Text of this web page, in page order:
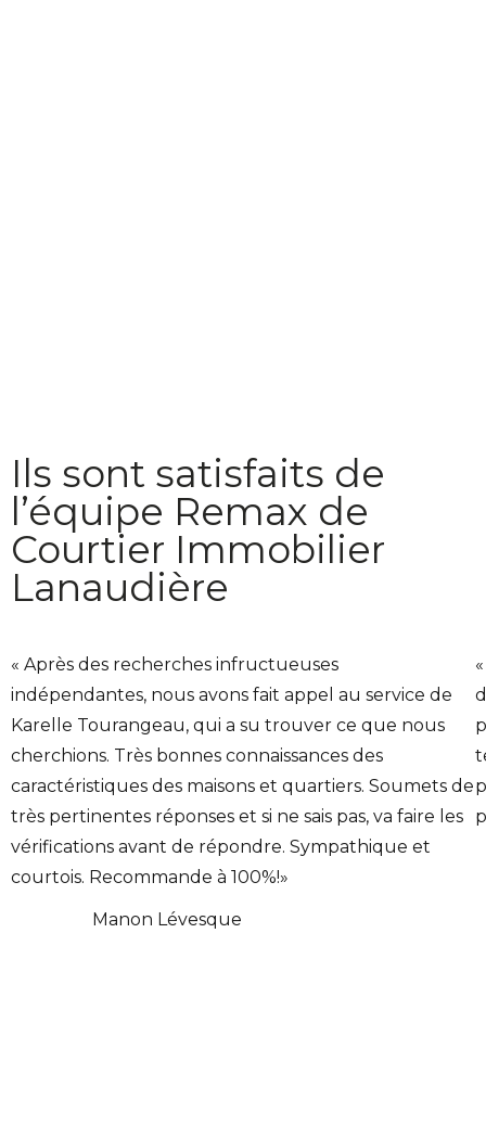
Ils sont satisfaits de
l’équipe Remax de
Courtier Immobilier
Lanaudière
« Après des recherches infructueuses
indépendantes, nous avons fait appel au service de
Karelle Tourangeau, qui a su trouver ce que nous
cherchions. Très bonnes connaissances des
caractéristiques des maisons et quartiers. Soumets de
très pertinentes réponses et si ne sais pas, va faire les
vérifications avant de répondre. Sympathique et
courtois. Recommande à 100%!»
Manon Lévesque